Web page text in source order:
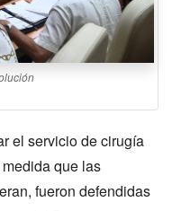
el servicio de cirugía
que las
fueron defendidas